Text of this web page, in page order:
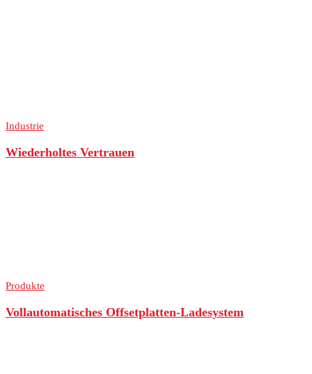
Industrie
Wiederholtes Vertrauen
Produkte
Vollautomatisches Offsetplatten-Ladesystem